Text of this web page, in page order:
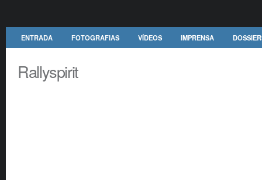
ENTRADA FOTOGRAFIAS VÍDEOS IMPRENSA
Rallyspirit